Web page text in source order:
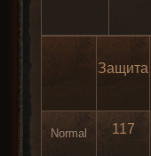
Защита
Normal 117